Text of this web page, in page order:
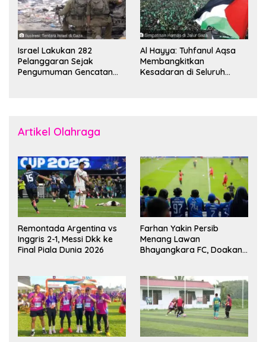
Israel Lakukan 282
Pelanggaran Sejak
Pengumuman Gencatan
Al Hayya: Tuhfanul Aqsa
Membangkitkan
Kesadaran di Seluruh
Artikel Olahraga
Remontada Argentina vs
Inggris 2-1, Messi Dkk ke
Final Piala Dunia 2026
Farhan Yakin Persib
Menang Lawan
Bhayangkara FC, Doakan